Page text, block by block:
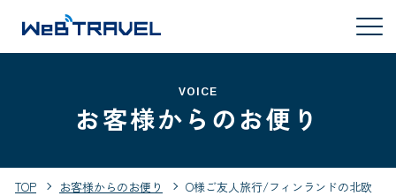
VOICE
お客様からのお便り
TOP お客様からのお便り
O様ご友人旅行/フィンランドの北欧